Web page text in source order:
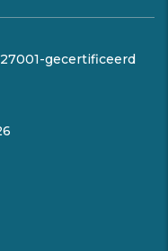
gecertificeerd